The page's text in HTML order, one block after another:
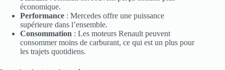
économique.
Performance : Mercedes offre une puissance
supérieure dans l’ensemble.
Consommation : Les moteurs Renault peuvent
consommer moins de carburant, ce qui est un plus pour
les trajets quotidiens.